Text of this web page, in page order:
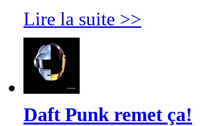
Lire la suite >>
Daft Punk remet ça!